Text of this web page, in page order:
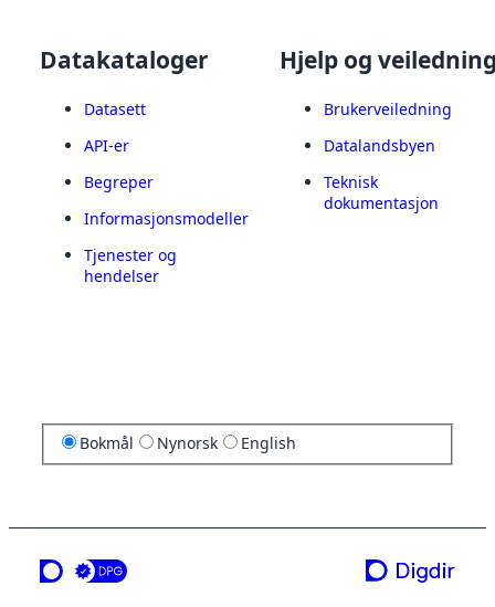
Datakataloger
Datasett
API-er
Begreper
Informasjonsmodeller
Tjenester og
hendelser
Hjelp og
Brukerveiledning
Datalandsbyen
Teknisk
dokumentasjon
Bokmål Nynorsk English